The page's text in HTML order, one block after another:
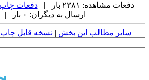
دفعات مشاهده: ۲۳۸۱ بار | دفعات چاپ: ۱۰۳۵ بار
ارسال به دیگران: ۰ بار |
سایر مطالب این بخش | نسخه قابل چاپ|